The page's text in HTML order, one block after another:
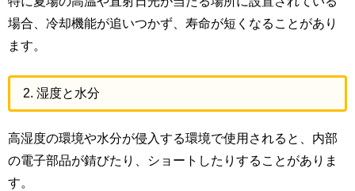
場合、冷却機能が追いつかず、寿命が短くなることがあり
ます。
2. 湿度と水分
高湿度の環境や水分が侵入する環境で使用されると、内部
の電子部品が錆びたり、ショートしたりすることがありま
す。